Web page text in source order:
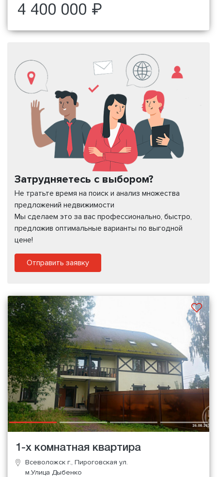
4 400 000 ₽
Затрудняетесь с выбором?
Не тратьте время на поиск и анализ множества
предложений недвижимости
Мы сделаем это за вас профессионально, быстро,
предложив оптимальные варианты по выгодной
цене!
Отправить заявку
1-х комнатная квартира
Всеволожск г., Пироговская ул.
м.Улица Дыбенко